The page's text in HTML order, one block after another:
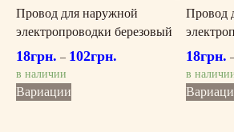
товара.
Провод для наружной
электропроводки березовый
18грн. – 102грн.
в наличии
Вариации
Провод
18грн.
в